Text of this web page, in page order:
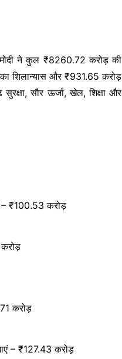
मोदी ने कुल ₹8260.72 करोड़ की
शिलान्यास और ₹931.65 करोड़
सौर ऊर्जा, खेल, शिक्षा और
– ₹100.53 करोड़
करोड़
– ₹127.43 करोड़